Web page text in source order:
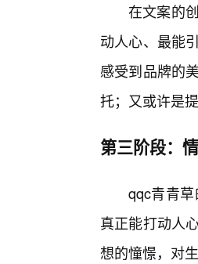
在文案的
动人心、最能
感受到品牌的
托；又或许是
第三阶段：
qqc青青
真正能打动人
想的憧憬，对